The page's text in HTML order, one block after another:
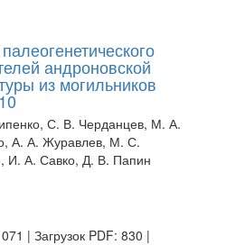
андроновской
из могильников
С. В. Черданцев, М. А.
А. А. Журавлев, М. С.
И. А. Савко, Д. В. Папин
| Загрузок PDF: 830 |